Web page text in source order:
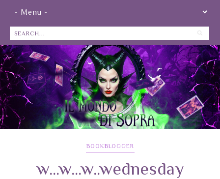
BOOKBLOGGER
w...w...w..wednesday